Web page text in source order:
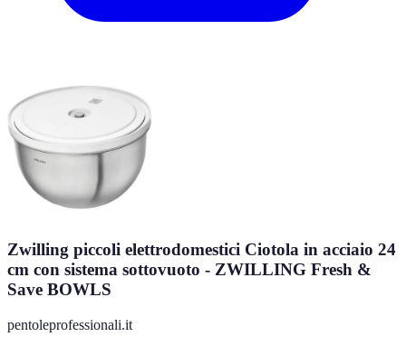
Zwilling piccoli elettrodomestici Ciotola in acciaio 24
cm con sistema sottovuoto - ZWILLING Fresh &
Save BOWLS
pentoleprofessionali.it